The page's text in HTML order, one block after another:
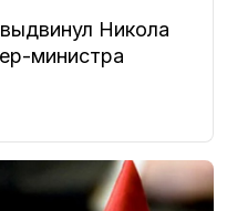
Никола
министра